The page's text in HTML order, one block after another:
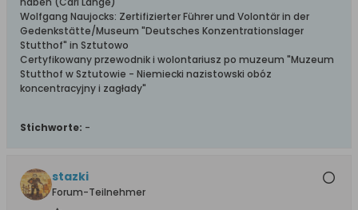
Wolfgang Naujocks: Zertifizierter Führer und Volontär in der
Gedenkstätte/Museum "Deutsches Konzentrationslager
Stutthof" in Sztutowo
Certyfikowany przewodnik i wolontariusz po muzeum "Muzeum
Stutthof w Sztutowie - Niemiecki nazistowski obóz
koncentracyjny i zagłady"
Stichworte: -
stazki
Forum-Teilnehmer